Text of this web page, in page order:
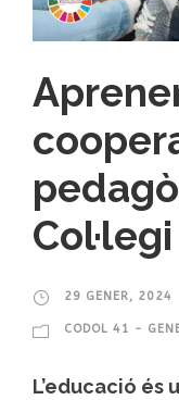
29 GENER, 2024
CODOL 41 -
L’educació és